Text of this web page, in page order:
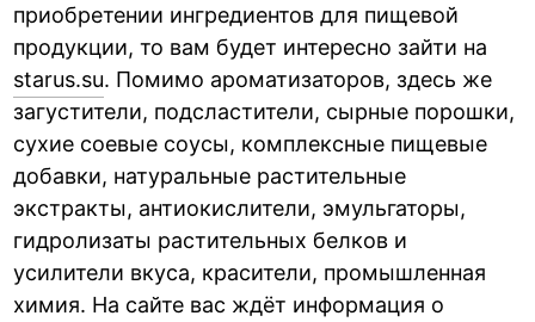
приобретении ингредиентов для пищевой
продукции, то вам будет интересно зайти на
starus.su. Помимо ароматизаторов, здесь же
загустители, подсластители, сырные порошки,
сухие соевые соусы, комплексные пищевые
добавки, натуральные растительные
экстракты, антиокислители, эмульгаторы,
гидролизаты растительных белков и
усилители вкуса, красители, промышленная
химия. На сайте вас ждёт информация о